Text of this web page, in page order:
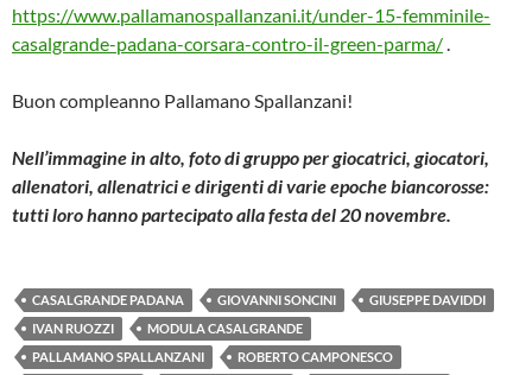
https://www.pallamanospallanzani.it/under-15-femminile-
casalgrande-padana-corsara-contro-il-green-parma/
Buon compleanno Pallamano Spallanzani!
Nell’immagine in alto, foto di gruppo per giocatrici, giocatori,
allenatori, allenatrici e dirigenti di varie epoche biancorosse:
tutti loro hanno partecipato alla festa del 20 novembre.
CASALGRANDE PADANA GIOVANNI SONCINI
GIUSEPPE DAVIDDI
IVAN RUOZZI
MODULA CASALGRANDE
PALLAMANO SPALLANZANI
ROBERTO CAMPONESCO